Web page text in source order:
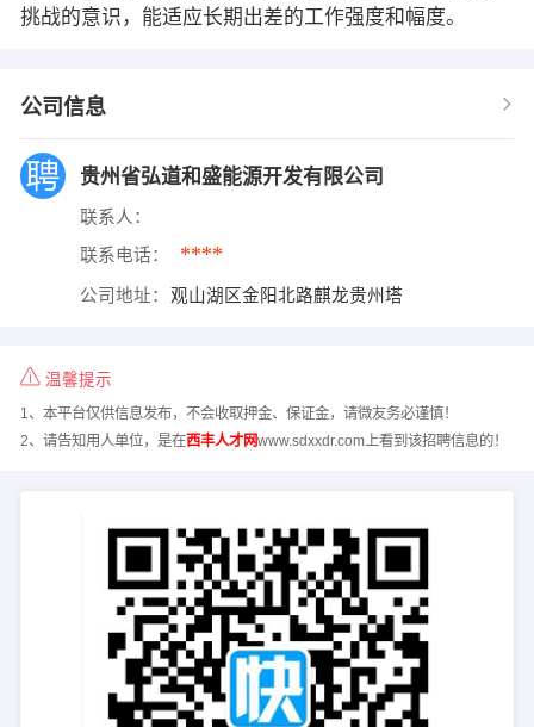
挑战的意识，能适应长期出差的工作强度和幅度。
公司信息
贵州省弘道和盛能源开发有限公司
联系人：
联系电话： ****
公司地址： 观山湖区金阳北路麒龙贵州塔
温馨提示
1、本平台仅供信息发布，不会收取押金、保证金，请微友务必谨慎！
2、请告知用人单位，是在西丰人才网www.sdxxdr.com上看到该招聘信息的！